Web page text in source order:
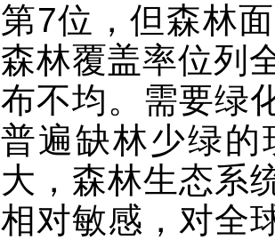
第7位，但森林
森林覆盖率位列
布不均。需要绿
普遍缺林少绿的
大，森林生态系
相对敏感，对全